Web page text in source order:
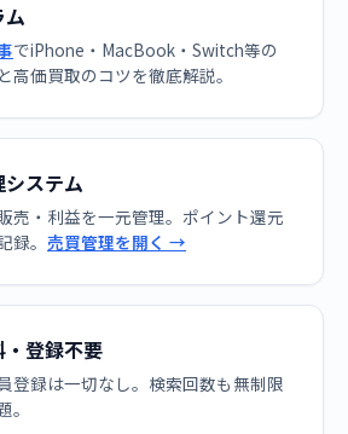
ム
でiPhone・MacBook・Switch等の
高価買取のコツを徹底解説。
ステム
売・利益を一元管理。ポイント還元
録。 売買管理を開く →
登録不要
登録は一切なし。検索回数も無制限
。